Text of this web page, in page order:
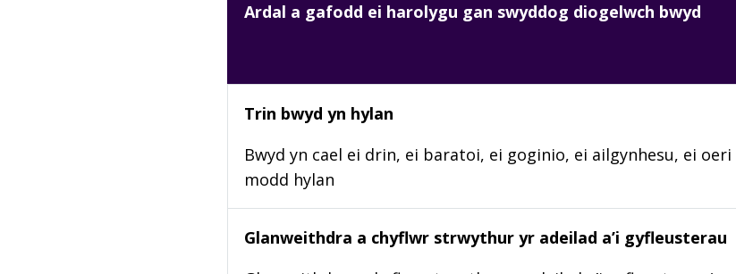
Ardal a gafodd ei harolygu gan swyddog diogelwch bwyd
Trin bwyd yn hylan
Bwyd yn cael ei drin, ei baratoi, ei goginio, ei ailgynhesu, ei oeri
modd hylan
Glanweithdra a chyflwr strwythur yr adeilad a’i gyfleusterau